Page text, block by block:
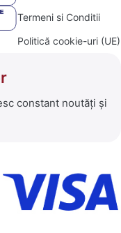
Termeni si Conditii
Politică cookie-uri (UE)
constant noutăți și